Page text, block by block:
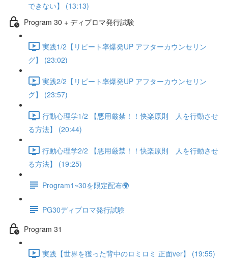
できない】 (13:13)
Program 30 + ディプロマ発行試験
実践1/2【リピート率爆発UP アフターカウンセリン
グ】 (23:02)
実践2/2【リピート率爆発UP アフターカウンセリン
グ】 (23:57)
行動心理学1/2 【悪用厳禁！！快楽原則 人を行動させ
る方法】 (20:44)
行動心理学2/2 【悪用厳禁！！快楽原則 人を行動させ
る方法】 (19:25)
Program1~30を限定配布🌍
PG30ディプロマ発行試験
Program 31
実践【世界を獲った背中のロミロミ 正面ver】 (19:55)